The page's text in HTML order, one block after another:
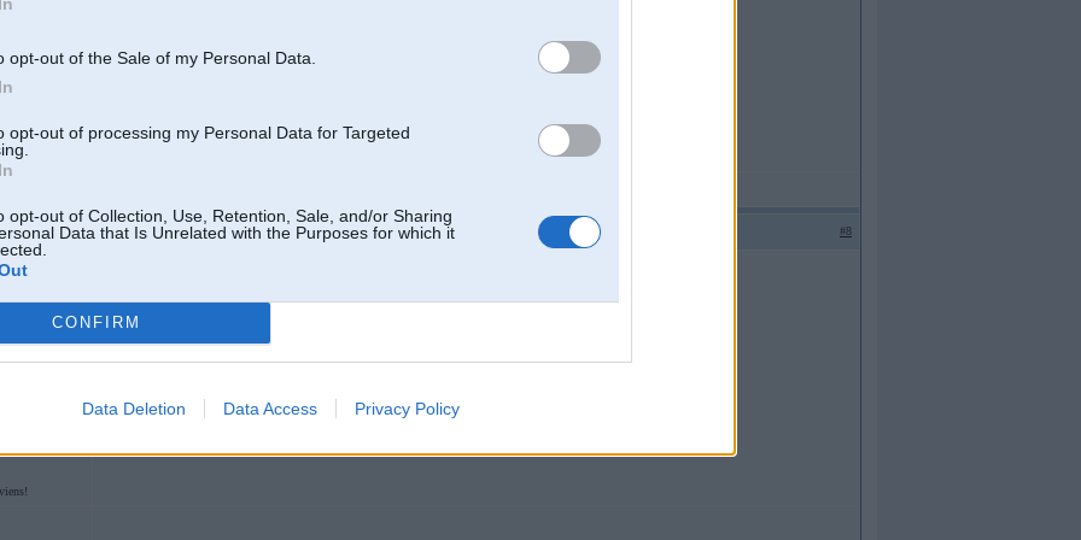
opt-out of the Sale of my Personal Data.
opt-out of processing my Personal Data for Targeted
opt-out of Collection, Use, Retention, Sale, and/or Sharing
Data that Is Unrelated with the Purposes for which it
CONFIRM
Data Deletion Data Access Privacy Policy
uz bikernieku
Beidz ārdities slikti apmaksatais celtniek ar salauzto muguru. Ļauj laikam nolikt visu savās vietās
03. Dec 2025, 21:07 #8